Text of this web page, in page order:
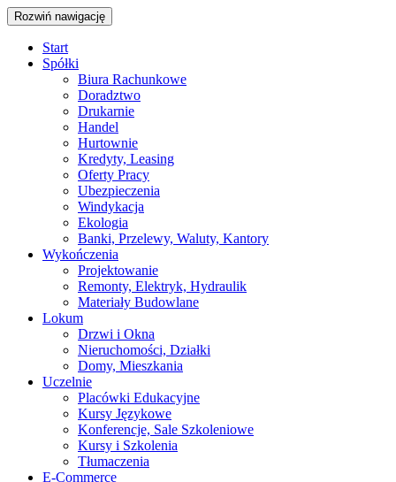
Rozwiń nawigację
Start
Spółki
Biura Rachunkowe
Doradztwo
Drukarnie
Handel
Hurtownie
Kredyty, Leasing
Oferty Pracy
Ubezpieczenia
Windykacja
Ekologia
Banki, Przelewy, Waluty, Kantory
Wykończenia
Projektowanie
Remonty, Elektryk, Hydraulik
Materiały Budowlane
Lokum
Drzwi i Okna
Nieruchomości, Działki
Domy, Mieszkania
Uczelnie
Placówki Edukacyjne
Kursy Językowe
Konferencje, Sale Szkoleniowe
Kursy i Szkolenia
Tłumaczenia
E-Commerce